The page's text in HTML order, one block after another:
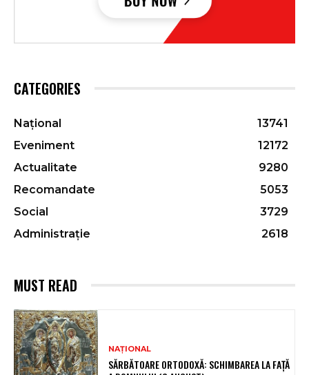
CATEGORIES
Național
13741
Eveniment
12172
Actualitate
9280
Recomandate
5053
Social
3729
Administrație
2618
MUST READ
NAȚIONAL
SĂRBĂTOARE ORTODOXĂ: SCHIMBAREA LA FAȚĂ